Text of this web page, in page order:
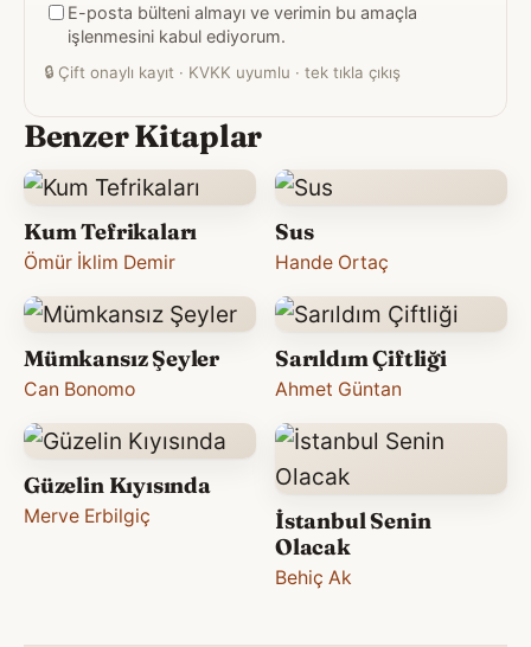
adresiniz
E-posta bülteni almayı ve verimin bu amaçla
işlenmesini kabul ediyorum.
🔒 Çift onaylı kayıt · KVKK uyumlu · tek tıkla çıkış
Benzer Kitaplar
Kum Tefrikaları
Ömür İklim Demir
Sus
Hande Ortaç
Mümkansız Şeyler
Can Bonomo
Sarıldım Çiftliği
Ahmet Güntan
Güzelin Kıyısında
Merve Erbilgiç
İstanbul Senin
Olacak
Behiç Ak